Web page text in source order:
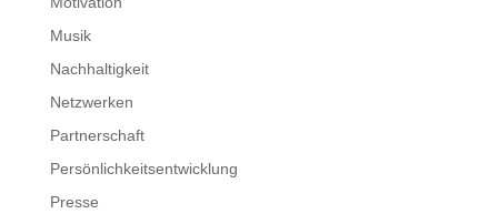
Musik
Nachhaltigkeit
Netzwerken
Partnerschaft
Persönlichkeitsentwicklung
Presse